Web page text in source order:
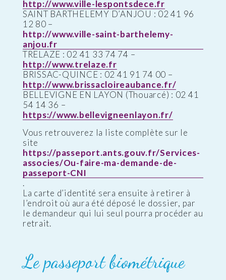
http://www.ville-lespontsdece.fr
SAINT BARTHELEMY D’ANJOU : 02 41 96
12 80 –
http://www.ville-saint-barthelemy-
anjou.fr
TRELAZE : 02 41 33 74 74 –
http://www.trelaze.fr
BRISSAC-QUINCE : 02 41 91 74 00 –
http://www.brissacloireaubance.fr/
BELLEVIGNE EN LAYON (Thouarcé) : 02 41
54 14 36 –
https://www.bellevigneenlayon.fr/
Vous retrouverez la liste complète sur le
site
https://passeport.ants.gouv.fr/Services-
associes/Ou-faire-ma-demande-de-
passeport-CNI
.
La carte d’identité sera ensuite à retirer à
l’endroit où aura été déposé le dossier, par
le demandeur qui lui seul pourra procéder au
retrait.
Le passeport biométrique